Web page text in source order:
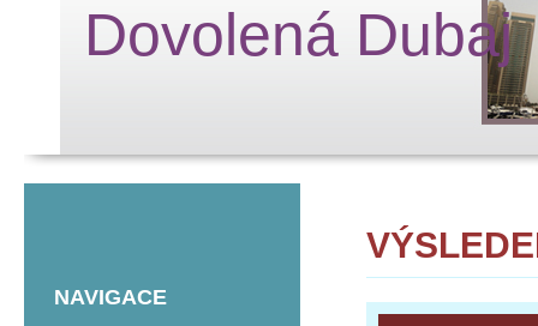
Dovolená Dubaj
NAVIGACE